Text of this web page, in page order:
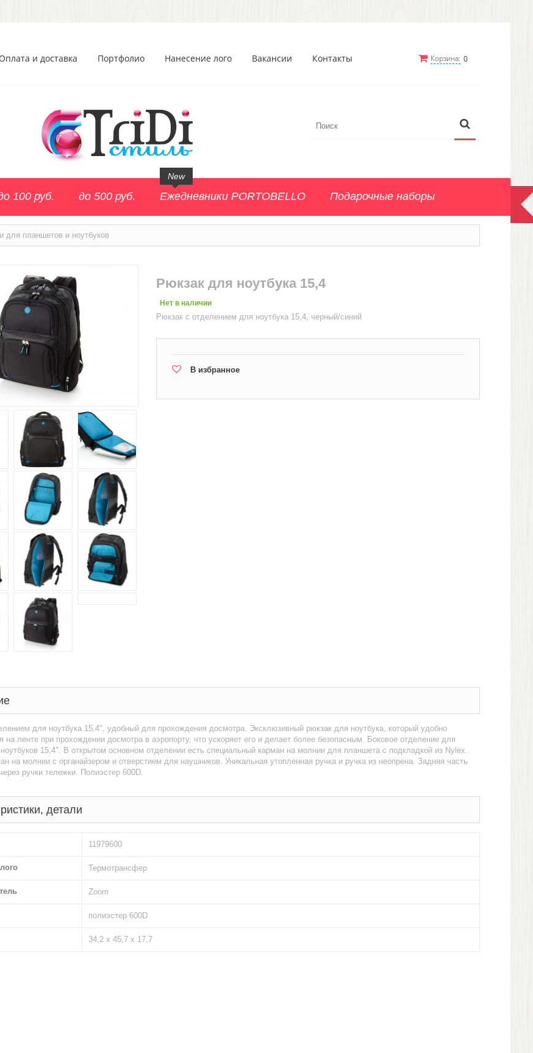
Корзина: 0
Оплата и доставка Портфолио Нанесение лого Вакансии Контакты
100 руб. до 500 руб. Ежедневники PORTOBELLO
New
Подарочные наборы
для планшетов и ноутбуков
Рюкзак для ноутбука 15,4
Нет в наличии
Рюкзак с отделением для ноутбука 15,4, черный/синий
В избранное
для ноутбука 15,4", удобный для прохождения досмотра. Эксклюзивный рюкзак для ноутбука, который удобно
на ленте при прохождении досмотра в аэропорту, что ускоряет его и делает более безопасным. Боковое отделение для
15,4". В открытом основном отделении есть специальный карман на молнии для планшета с подкладкой из Nylex.
на молнии с органайзером и отверстием для наушников. Уникальная утопленная ручка и ручка из неопрена. Задняя часть
ручки тележки. Полиэстер 600D.
детали
11979600
Термотрансфер
Zoom
полиэстер 600D
34,2 х 45,7 х 17,7